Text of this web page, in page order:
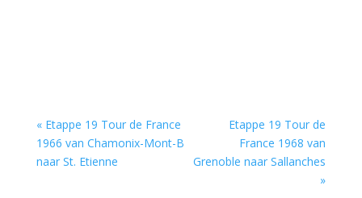
« Etappe 19 Tour de France
1966 van Chamonix-Mont-B
naar St. Etienne
Etappe 19 Tour de
France 1968 van
Grenoble naar Sallanches
»